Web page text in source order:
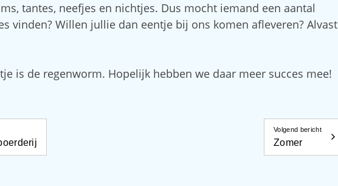
tantes, neefjes en nichtjes. Dus mocht iemand een aantal
vinden? Willen jullie dan eentje bij ons komen afleveren? Alvast
is de regenworm. Hopelijk hebben we daar meer succes mee!
Volgend bericht
Zomer